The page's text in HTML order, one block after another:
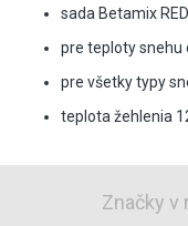
sada Betamix
pre teploty snehu
pre všetky typy
teplota žehlenia
Značky v